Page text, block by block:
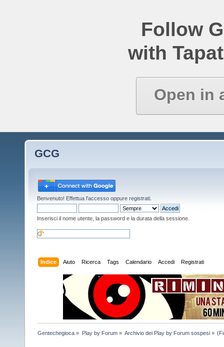
Follow
with
Open in
GCG
Benvenuto! Effettua l'accesso oppure registrati
Inserisci il nome utente, la password e la durata della sessione.
Indice Aiuto Ricerca Tags Calendario Accedi Registrati
Gentechegioca » Play by Forum» Archivio dei Play by Forum sospesi»